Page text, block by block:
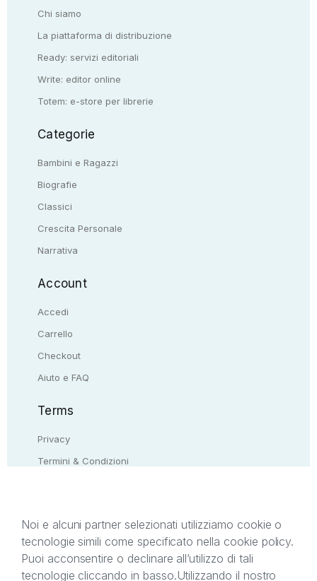
Chi siamo
La piattaforma di distribuzione
Ready: servizi editoriali
Write: editor online
Totem: e-store per librerie
Categorie
Bambini e Ragazzi
Biografie
Classici
Crescita Personale
Narrativa
Account
Accedi
Carrello
Checkout
Aiuto e FAQ
Terms
Privacy
Termini & Condizioni
Il presente sito web è di proprietà di StreetLib S.r.l.
Noi e alcuni partner selezionati utilizziamo cookie o
tecnologie simili come specificato nella cookie policy.
Puoi acconsentire o declinare all’utilizzo di tali
tecnologie cliccando in basso.Utilizzando il nostro